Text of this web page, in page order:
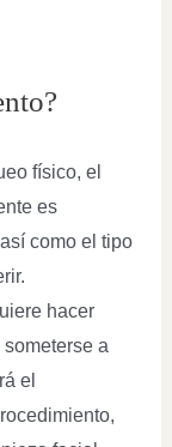
físico, el
es
como el tipo
hacer
a
el